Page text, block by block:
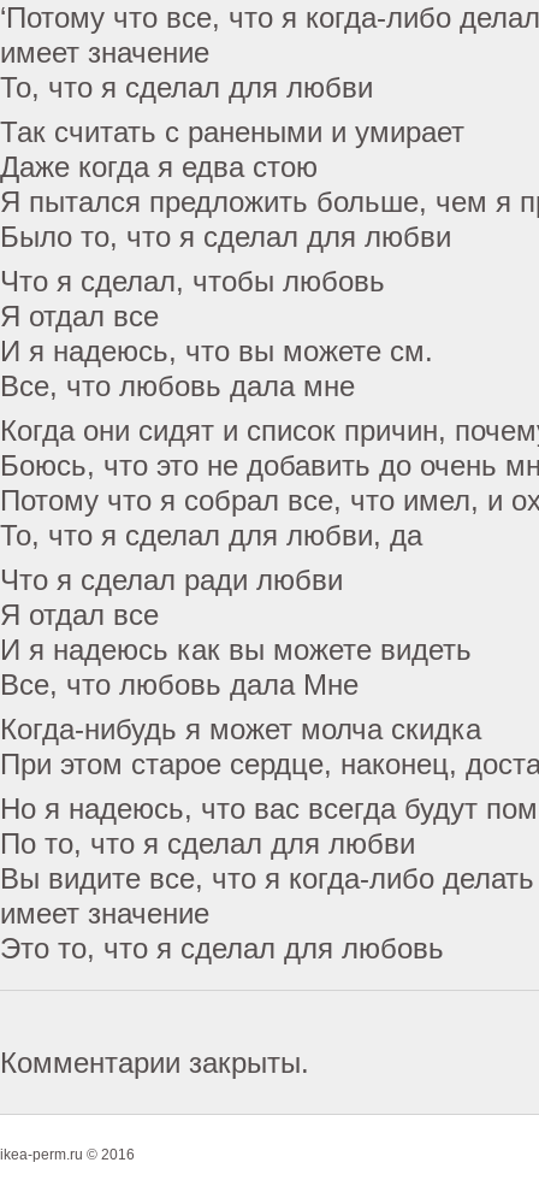
‘Потому что все, что я когда-либо
имеет значение
То, что я сделал для любви
Так считать с ранеными и умирает
Даже когда я едва стою
Я пытался предложить больше, чем я
Было то, что я сделал для любви
Что я сделал, чтобы любовь
Я отдал все
И я надеюсь, что вы можете см.
Все, что любовь дала мне
Когда они сидят и список причин,
Боюсь, что это не добавить до очень
Потому что я собрал все, что имел, и
То, что я сделал для любви, да
Что я сделал ради любви
Я отдал все
И я надеюсь как вы можете видеть
Все, что любовь дала Мне
Когда-нибудь я может молча скидка
При этом старое сердце, наконец,
Но я надеюсь, что вас всегда будут
По то, что я сделал для любви
Вы видите все, что я когда-либо
имеет значение
Это то, что я сделал для любовь
Комментарии закрыты.
ikea-perm.ru © 2016